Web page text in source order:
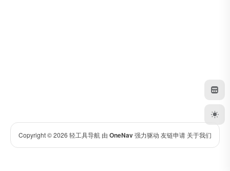
Copyright © 2026 轻工具导航 由 OneNav强力驱动 友链申请 关于我们